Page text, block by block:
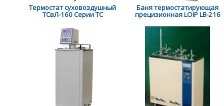
Термостат суховоздушный
ТСвЛ-160 Серии ТС
Баня термостатирующая
прецизионная LOIP LB-216